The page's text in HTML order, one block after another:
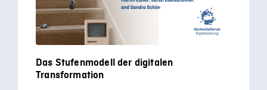
Das Stufenmodell der digitalen
Transformation